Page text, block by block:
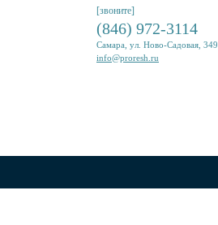
[звоните]
(846) 972-3114
Самара, ул. Ново-Садовая, 349
info@proresh.ru